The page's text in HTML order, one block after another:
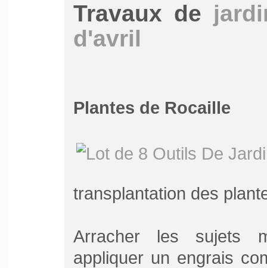
Travaux de
d'avril
Plantes de Rocaille
transplantation des
Arracher les sujets
appliquer un engrais